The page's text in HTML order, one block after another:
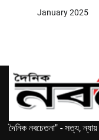
January 2025
দৈনিক নবচেতনা" - সত্য,